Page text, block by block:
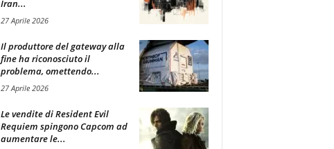
Iran...
27 Aprile 2026
Il produttore del gateway alla
fine ha riconosciuto il
problema, omettendo...
27 Aprile 2026
Le vendite di Resident Evil
Requiem spingono Capcom ad
aumentare le...